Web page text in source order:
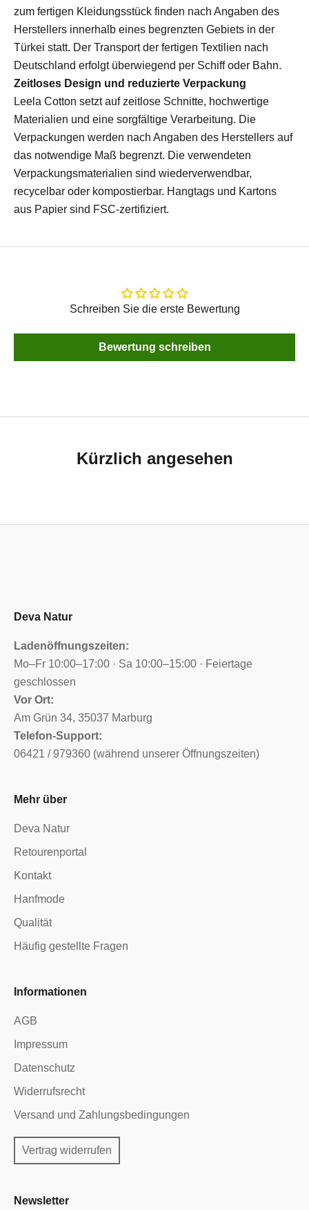
zum fertigen Kleidungsstück finden nach Angaben des
Herstellers innerhalb eines begrenzten Gebiets in der
Türkei statt. Der Transport der fertigen Textilien nach
Deutschland erfolgt überwiegend per Schiff oder Bahn.
Zeitloses Design und reduzierte Verpackung
Leela Cotton setzt auf zeitlose Schnitte, hochwertige
Materialien und eine sorgfältige Verarbeitung. Die
Verpackungen werden nach Angaben des Herstellers auf
das notwendige Maß begrenzt. Die verwendeten
Verpackungsmaterialien sind wiederverwendbar,
recycelbar oder kompostierbar. Hangtags und Kartons
aus Papier sind FSC-zertifiziert.
Schreiben Sie die erste Bewertung
Bewertung schreiben
Kürzlich angesehen
Deva Natur
Ladenöffnungszeiten:
Mo–Fr 10:00–17:00 · Sa 10:00–15:00 · Feiertage
geschlossen
Vor Ort:
Am Grün 34, 35037 Marburg
Telefon-Support:
06421 / 979360 (während unserer Öffnungszeiten)
Mehr über
Deva Natur
Retourenportal
Kontakt
Hanfmode
Qualität
Häufig gestellte Fragen
Informationen
AGB
Impressum
Datenschutz
Widerrufsrecht
Versand und Zahlungsbedingungen
Vertrag widerrufen
Newsletter